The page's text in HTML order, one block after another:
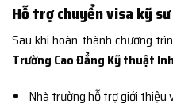
Hỗ trợ chuyển visa kỹ
Sau khi hoàn thành chương
Trường Cao Đẳng Kỹ thuật
Nhà trường hỗ trợ giới thiệu